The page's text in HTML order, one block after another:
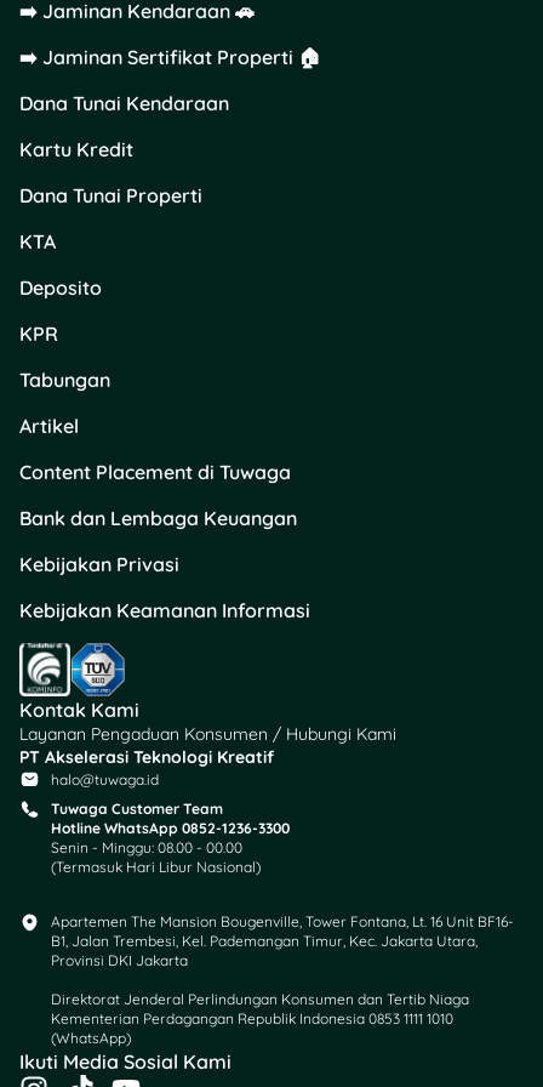
RT …RW ….., Kelurahan …..,
………
sebagai Penggugat;
Dengan ini mengajukan
gugatan perceraian
terhadap :
……………..
Umur : …. tahun
Pendidikan : ……
Pekerjaan : ……..
Alamat :Jl. …………., No… ,
RT …RW ….., Kelurahan …..,
Kecamatan ….., Kabupaten
……….
Selanjutnya disebut
sebagai Tergugat;
Adapun gugatan ini
Penggugat ajukan
berdasarkan hal-hal
sebagai berikut:
1. Bahwa pada tanggal
………….telah dilangsungkan
perkawinan antara
➡️ Jaminan Kendaraan 🚗
➡️ Jaminan Sertifikat Properti 🏠
Dana Tunai Kendaraan
Kartu Kredit
Dana Tunai Properti
KTA
Deposito
KPR
Tabungan
Artikel
Content Placement di Tuwaga
Bank dan Lembaga Keuangan
Kebijakan Privasi
Kebijakan Keamanan Informasi
Kontak Kami
Layanan Pengaduan Konsumen / Hubungi Kami
PT Akselerasi Teknologi Kreatif
halo@tuwaga.id
Tuwaga Customer Team
Hotline WhatsApp 0852-1236-3300
Senin - Minggu: 08.00 - 00.00
(Termasuk Hari Libur Nasional)
Apartemen The Mansion Bougenville, Tower Fontana, Lt. 16 Unit BF16-
B1, Jalan Trembesi, Kel. Pademangan Timur, Kec. Jakarta Utara,
Provinsi DKI Jakarta
Direktorat Jenderal Perlindungan Konsumen dan Tertib Niaga
Kementerian Perdagangan Republik Indonesia 0853 1111 1010
(WhatsApp)​
Ikuti Media Sosial Kami